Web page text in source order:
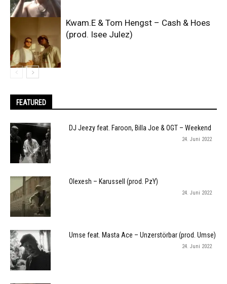
Kwam.E & Tom Hengst – Cash & Hoes
(prod. Isee Julez)
FEATURED
DJ Jeezy feat. Faroon, Billa Joe & OGT – Weekend
24. Juni 2022
Olexesh – Karussell (prod. PzY)
24. Juni 2022
Umse feat. Masta Ace – Unzerstörbar (prod. Umse)
24. Juni 2022